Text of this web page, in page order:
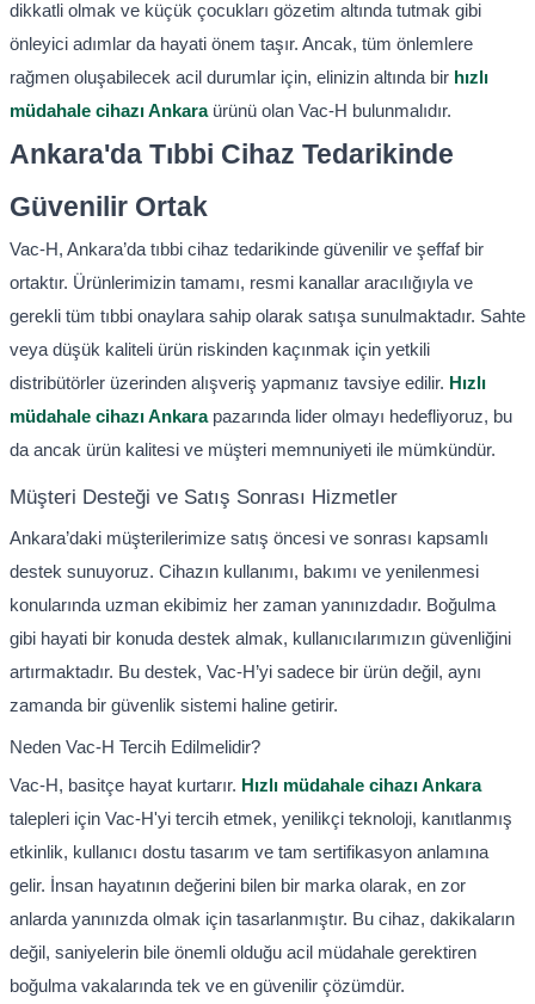
dikkatli olmak ve küçük çocukları gözetim altında tutmak gibi
önleyici adımlar da hayati önem taşır. Ancak, tüm önlemlere
rağmen oluşabilecek acil durumlar için, elinizin altında bir hızlı
müdahale cihazı Ankaraürünü olan Vac-H bulunmalıdır.
Ankara'da Tıbbi Cihaz Tedarikinde
Güvenilir Ortak
Vac-H, Ankara’da tıbbi cihaz tedarikinde güvenilir ve şeffaf bir
ortaktır. Ürünlerimizin tamamı, resmi kanallar aracılığıyla ve
gerekli tüm tıbbi onaylara sahip olarak satışa sunulmaktadır. Sahte
veya düşük kaliteli ürün riskinden kaçınmak için yetkili
distribütörler üzerinden alışveriş yapmanız tavsiye edilir. Hızlı
müdahale cihazı Ankarapazarında lider olmayı hedefliyoruz, bu
da ancak ürün kalitesi ve müşteri memnuniyeti ile mümkündür.
Müşteri Desteği ve Satış Sonrası Hizmetler
Ankara’daki müşterilerimize satış öncesi ve sonrası kapsamlı
destek sunuyoruz. Cihazın kullanımı, bakımı ve yenilenmesi
konularında uzman ekibimiz her zaman yanınızdadır. Boğulma
gibi hayati bir konuda destek almak, kullanıcılarımızın güvenliğini
artırmaktadır. Bu destek, Vac-H’yi sadece bir ürün değil, aynı
zamanda bir güvenlik sistemi haline getirir.
Neden Vac-H Tercih Edilmelidir?
Vac-H, basitçe hayat kurtarır. Hızlı müdahale cihazı Ankara
talepleri için Vac-H'yi tercih etmek, yenilikçi teknoloji, kanıtlanmış
etkinlik, kullanıcı dostu tasarım ve tam sertifikasyon anlamına
gelir. İnsan hayatının değerini bilen bir marka olarak, en zor
anlarda yanınızda olmak için tasarlanmıştır. Bu cihaz, dakikaların
değil, saniyelerin bile önemli olduğu acil müdahale gerektiren
boğulma vakalarında tek ve en güvenilir çözümdür.